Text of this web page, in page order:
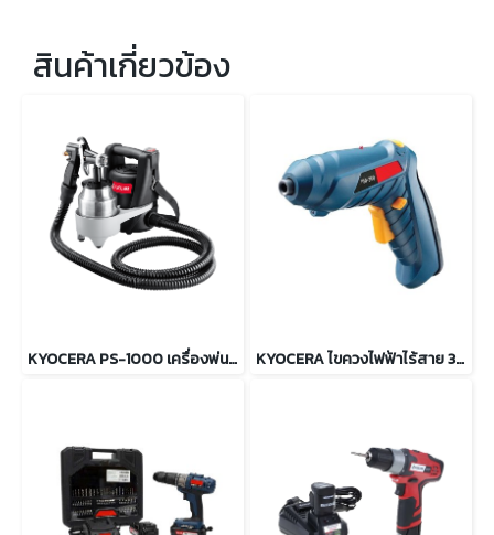
สินค้าเกี่ยวข้อง
KYOCERA PS-1000 เครื่องพ่นสี 500 วัตต์ สเปรย์ฉีดได้ 3 รูปแบบ KYOCERA ไขควงไฟฟ้าไร้สาย 3.6 โวลต์ รุ่น HSD-360L